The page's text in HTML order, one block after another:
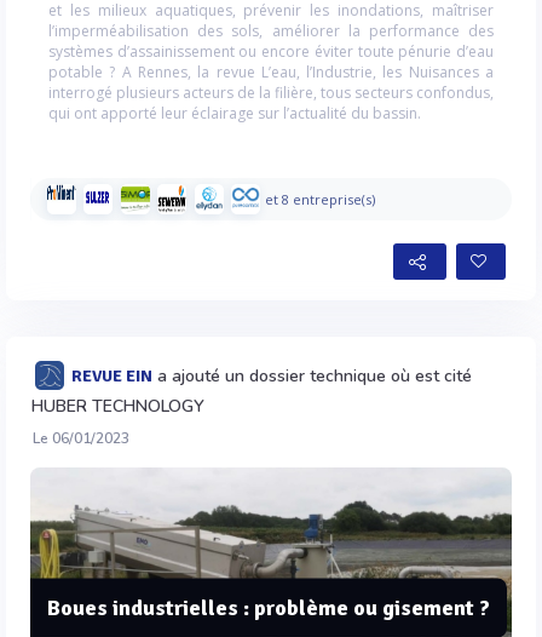
et les milieux aquatiques, prévenir les inondations, maîtriser
l’imperméabilisation des sols, améliorer la performance des
systèmes d’assainissement ou encore éviter toute pénurie d’eau
potable ? A Rennes, la revue L’eau, l’Industrie, les Nuisances a
interrogé plusieurs acteurs de la filière, tous secteurs confondus,
qui ont apporté leur éclairage sur l’actualité du bassin.
et 8 entreprise(s)
REVUE EIN a ajouté un dossier technique où est cité
HUBER TECHNOLOGY
Le 06/01/2023
Boues industrielles : problème ou gisement ?